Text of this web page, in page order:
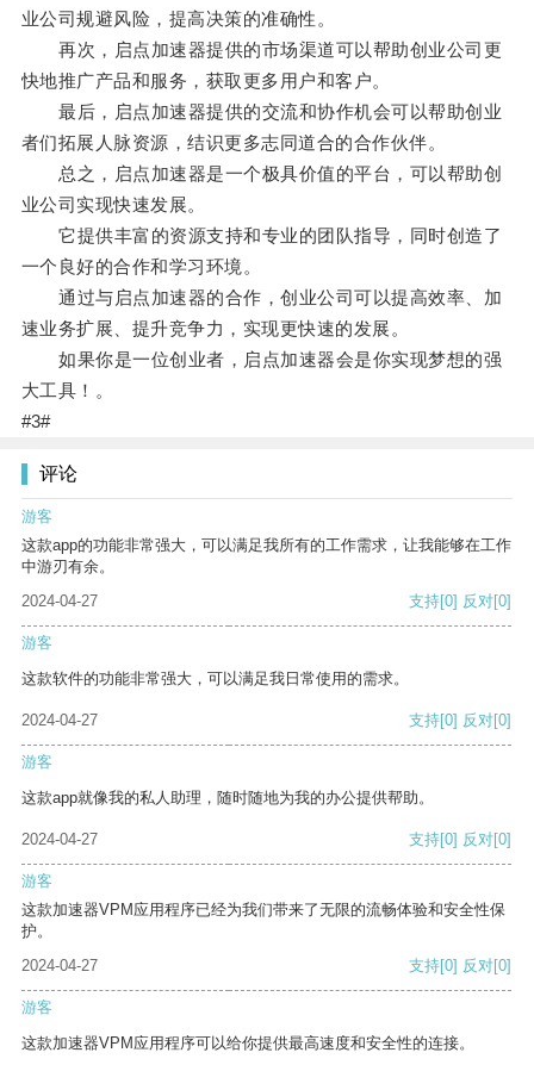
业公司规避风险，提高决策的准确性。
再次，启点加速器提供的市场渠道可以帮助创业公司更
快地推广产品和服务，获取更多用户和客户。
最后，启点加速器提供的交流和协作机会可以帮助创业
者们拓展人脉资源，结识更多志同道合的合作伙伴。
总之，启点加速器是一个极具价值的平台，可以帮助创
业公司实现快速发展。
它提供丰富的资源支持和专业的团队指导，同时创造了
一个良好的合作和学习环境。
通过与启点加速器的合作，创业公司可以提高效率、加
速业务扩展、提升竞争力，实现更快速的发展。
如果你是一位创业者，启点加速器会是你实现梦想的强
大工具！。
#3#
评论
游客
这款app的功能非常强大，可以满足我所有的工作需求，让我能够在工作
中游刃有余。
2024-04-27
支持[0] 反对[0]
游客
这款软件的功能非常强大，可以满足我日常使用的需求。
2024-04-27 支持[0] 反对[0]
游客
这款app就像我的私人助理，随时随地为我的办公提供帮助。
2024-04-27 支持[0] 反对[0]
游客
这款加速器VPM应用程序已经为我们带来了无限的流畅体验和安全性保
护。
2024-04-27
支持[0] 反对[0]
游客
这款加速器VPM应用程序可以给你提供最高速度和安全性的连接。